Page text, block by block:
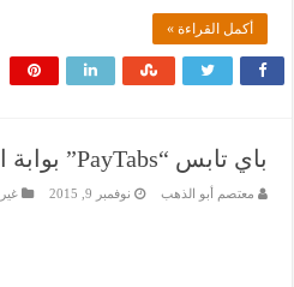
أكمل القراءة »
باي تابس “PayTabs” بوابة الدفع الإلكتروني
معتصم أبو الذهب نوفمبر 9, 2015